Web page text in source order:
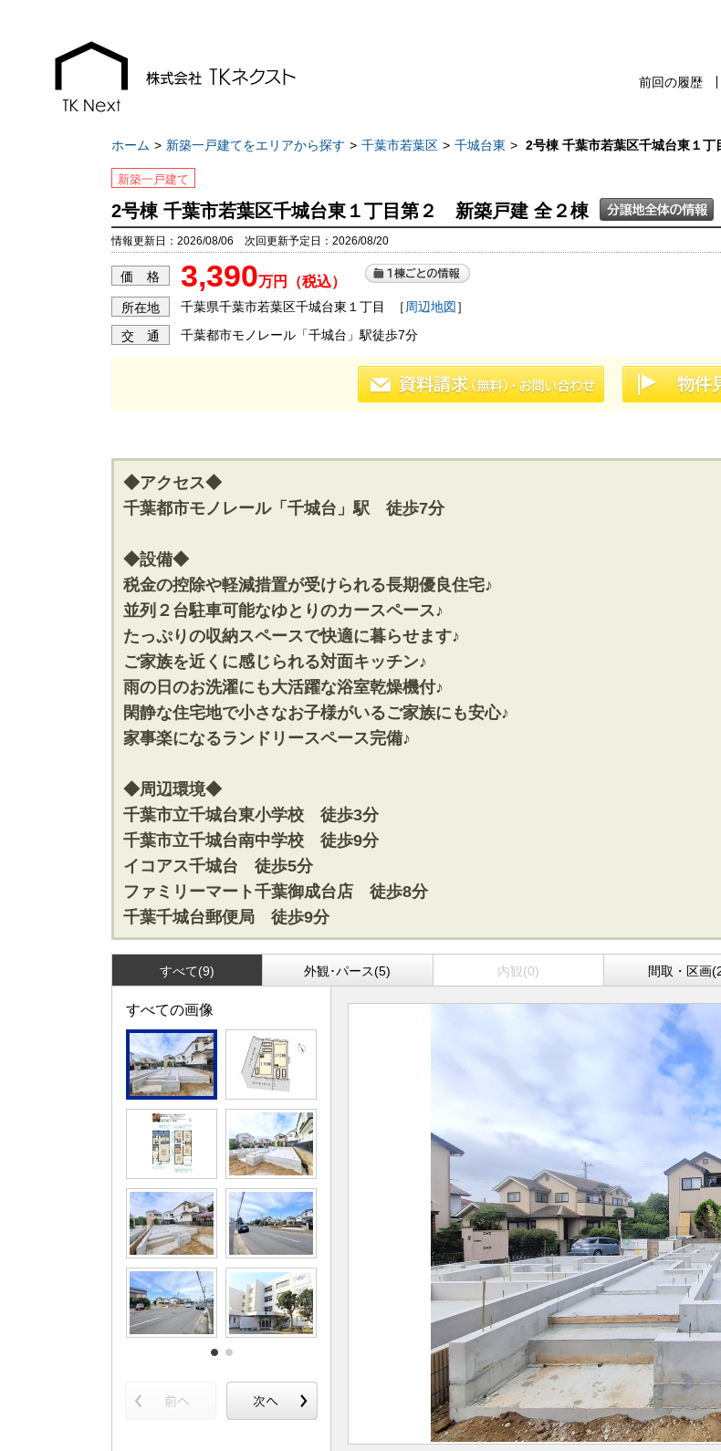
前回の履歴
ホーム 新築一戸建てをエリアから探す 千葉市若葉区 千城台東 2号棟 千葉市若葉区千城台東１
新築一戸建て
2号棟 千葉市若葉区千城台東１丁目第２ 新築戸建 全２棟
情報更新日：2026/08/06 次回更新予定日：2026/08/20
価 格 3,390万円（税込）
所在地 千葉県千葉市若葉区千城台東１丁目 ［ 周辺地図］
交 通 千葉都市モノレール「千城台」駅徒歩7分
◆アクセス◆
千葉都市モノレール「千城台」駅 徒歩7分
◆設備◆
税金の控除や軽減措置が受けられる長期優良住宅♪
並列２台駐車可能なゆとりのカースペース♪
たっぷりの収納スペースで快適に暮らせます♪
ご家族を近くに感じられる対面キッチン♪
雨の日のお洗濯にも大活躍な浴室乾燥機付♪
閑静な住宅地で小さなお子様がいるご家族にも安心♪
家事楽になるランドリースペース完備♪
◆周辺環境◆
千葉市立千城台東小学校 徒歩3分
千葉市立千城台南中学校 徒歩9分
イコアス千城台 徒歩5分
ファミリーマート千葉御成台店 徒歩8分
千葉千城台郵便局 徒歩9分
すべて(9) 外観･パース(5) 内観(0) 間取・区画
すべての画像
お知らせ
千葉本店
松戸支店
成田支店
沖縄支店
現地販売会情報
千葉本店
松戸支店
成田支店
沖縄支店
千葉本店
松戸支店
木更津支店
東京支店
沖縄支店
プライバシー
物件検索
新築一戸建
エリアから探す
路線から探す
中古一戸建
エリアから探す
路線から探す
松戸･柏方面エリア
松戸･柏方面エリアの新築一戸建
松戸･柏方面エリアの中古一戸建
松戸･柏方面エリアのマンション
松戸･柏方面エリアの土地
成田･銚子方面エリア
成田･銚子方面エリアの新築一戸建
成田･銚子方面エリアの土地
千葉市エリアの新築一戸建
千葉市エリアのマンション
千葉市エリアの土地
外房エリアの新築一戸建
内房エリアの新築一戸建
内房エリアのマンション
内房エリアの土地
神奈川全域エリア
神奈川全域エリアの新築一戸建
神奈川全域エリアの中古一戸建
神奈川全域エリアのマンション
神奈川全域エリアの土地
沖縄全域エリアの中古一戸建
沖縄全域エリアのマンション